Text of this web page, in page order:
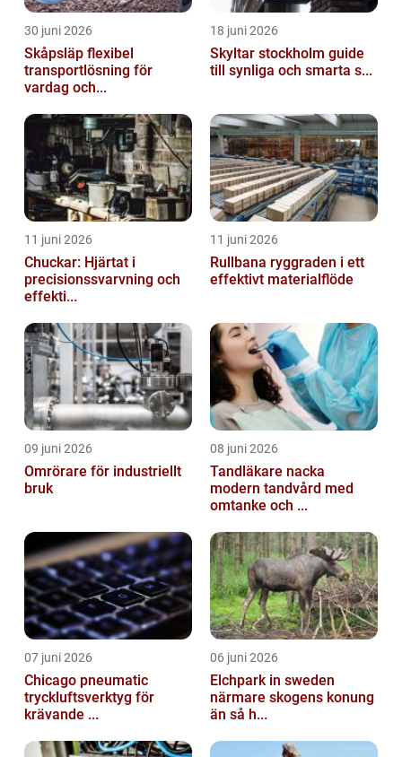
30 juni 2026
Skåpsläp flexibel
transportlösning för
vardag och...
18 juni 2026
Skyltar stockholm guide
till synliga och smarta s...
11 juni 2026
Chuckar: Hjärtat i
precisionssvarvning och
effekti...
11 juni 2026
Rullbana ryggraden i ett
effektivt materialflöde
09 juni 2026
Omrörare för industriellt
bruk
08 juni 2026
Tandläkare nacka
modern tandvård med
omtanke och ...
07 juni 2026
Chicago pneumatic
tryckluftsverktyg för
krävande ...
06 juni 2026
Elchpark in sweden
närmare skogens konung
än så h...